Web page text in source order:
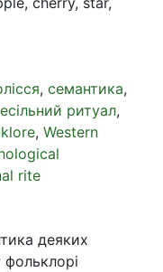
, семантика,
ритуал,
, Western
rite
деяких
фольклорі